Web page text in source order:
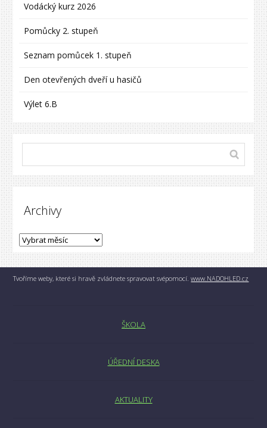
Vodácký kurz 2026
Pomůcky 2. stupeň
Seznam pomůcek 1. stupeň
Den otevřených dveří u hasičů
Výlet 6.B
Archivy
Tvoříme weby, které si hravě zvládnete spravovat svépomocí.www.NADOHLED.cz
ŠKOLA
ÚŘEDNÍ DESKA
AKTUALITY